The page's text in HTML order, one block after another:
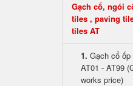
Gạch cổ, ngói
tiles , paving
tiles AT
1. Gạch cổ
AT01 - AT99
works price)